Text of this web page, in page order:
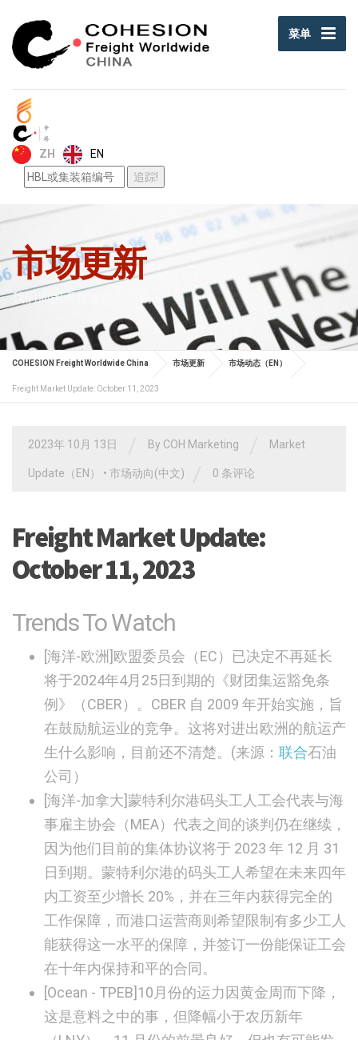
菜单
ZH EN
市场更新
我们周围正在发生的事情
COHESION Freight Worldwide China 市场更新 市场动态（EN）
Freight Market Update: October 11, 2023
2023年 10月 13日 By COH Marketing Market
Update（EN） • 市场动向(中文) 0 条评论
Freight Market Update:
October 11, 2023
Trends To Watch
[海洋-欧洲]欧盟委员会（EC）已决定不再延长
将于2024年4月25日到期的《财团集运豁免条
例》（CBER）。CBER 自 2009 年开始实施，旨
在鼓励航运业的竞争。这将对进出欧洲的航运产
生什么影响，目前还不清楚。(来源： 联合石油
公司）
[海洋-加拿大]蒙特利尔港码头工人工会代表与海
事雇主协会（MEA）代表之间的谈判仍在继续，
因为他们目前的集体协议将于 2023 年 12 月 31
日到期。蒙特利尔港的码头工人希望在未来四年
内工资至少增长 20%，并在三年内获得完全的
工作保障，而港口运营商则希望限制有多少工人
能获得这一水平的保障，并签订一份能保证工会
在十年内保持和平的合同。
[Ocean - TPEB]10月份的运力因黄金周而下降，
这是意料之中的事，但降幅小于农历新年